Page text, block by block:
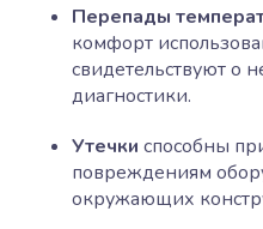
Перепады
комфорт
свидетельствуют о
диагностики.
Утечки способны
повреждениям
окружающих